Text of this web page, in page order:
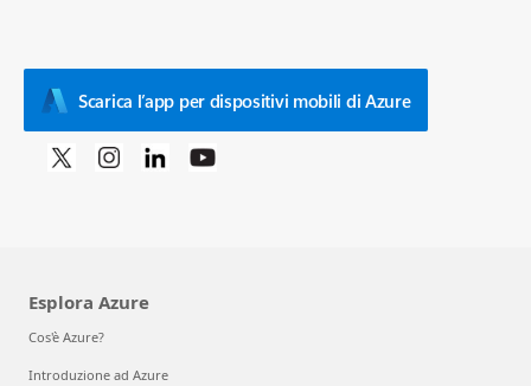
Scarica l’app per dispositivi mobili di Azure
Esplora Azure
Cos'è Azure?
Introduzione ad Azure